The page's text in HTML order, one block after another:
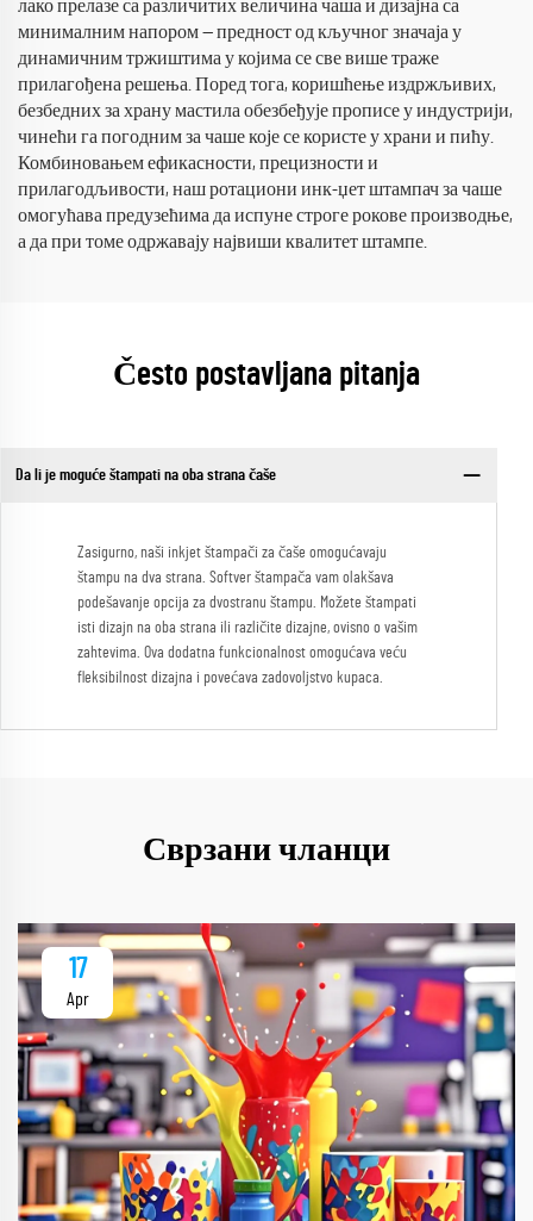
лако прелазе са различитих величина чаша и дизајна са
минималним напором — предност од кључног значаја у
динамичним тржиштима у којима се све више траже
прилагођена решења. Поред тога, коришћење издржљивих,
безбедних за храну мастила обезбеђује прописе у индустрији,
чинећи га погодним за чаше које се користе у храни и пићу.
Комбиновањем ефикасности, прецизности и
прилагодљивости, наш ротациони инк-џет штампач за чаше
омогућава предузећима да испуне строге рокове производње,
а да при томе одржавају највиши квалитет штампе.
Često postavljana pitanja
Da li je moguće štampati na oba strana čaše
Zasigurno, naši inkjet štampači za čaše omogućavaju
štampu na dva strana. Softver štampača vam olakšava
podešavanje opcija za dvostranu štampu. Možete štampati
isti dizajn na oba strana ili različite dizajne, ovisno o vašim
zahtevima. Ova dodatna funkcionalnost omogućava veću
fleksibilnost dizajna i povećava zadovoljstvo kupaca.
Сврзани чланци
17
Apr